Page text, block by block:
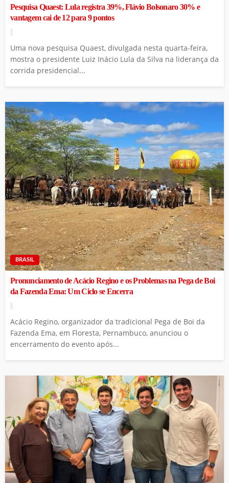
Pesquisa Quaest: Lula registra 39%, Flávio Bolsonaro 30% e
vantagem cai de 12 para 9 pontos
Uma nova pesquisa Quaest, divulgada nesta quarta-feira,
mostra o presidente Luiz Inácio Lula da Silva na liderança da
corrida presidencial...
BRASIL
Pronunciamento de Acácio Regino e os Problemas na Pega de Boi
da Fazenda Ema: Um Ciclo se Encerra
Acácio Regino, organizador da tradicional Pega de Boi da
Fazenda Ema, em Floresta, Pernambuco, anunciou o
encerramento do evento após...